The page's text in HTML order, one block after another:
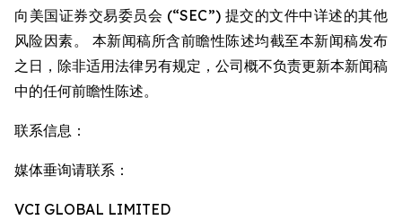
向美国证券交易委员会 (“SEC”) 提交的文件中详述的其他
风险因素。 本新闻稿所含前瞻性陈述均截至本新闻稿发布
之日，除非适用法律另有规定，公司概不负责更新本新闻稿
中的任何前瞻性陈述。
联系信息：
媒体垂询请联系：
VCI GLOBAL LIMITED